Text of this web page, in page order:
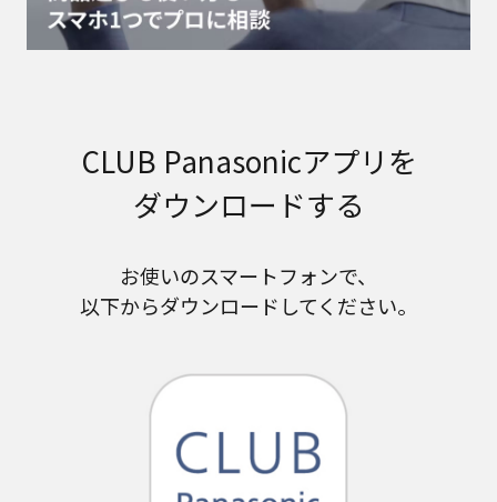
CLUB Panasonicアプリを
ダウンロードする
お使いのスマートフォンで、
以下からダウンロードしてください。